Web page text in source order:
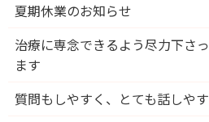
夏期休業のお知らせ
治療に専念できるよう尽力下さ
ます
質問もしやすく、とても話しや